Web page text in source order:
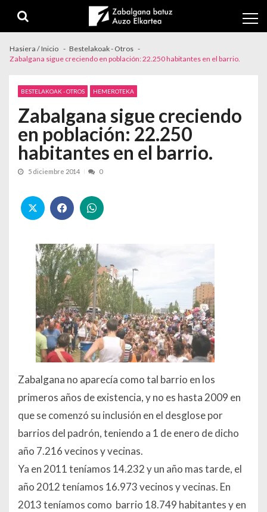
Hasiera / Inicio
Bestelakoak - Otros
Zabalgana sigue creciendo en población: 22.250 habitantes en el barrio.
BESTELAKOAK - OTROS HEMEROTEKA
Zabalgana sigue creciendo
en población: 22.250
habitantes en el barrio.
5 diciembre 2014 0
Zabalgana no aparecía como tal barrio en los
primeros años de existencia, y no es hasta 2009 en
que se comenzó su inclusión en el desglose por
barrios del padrón, teniendo a 1 de enero de dicho
año 7.216 vecinos y vecinas.
Ya en 2011 teníamos 14.232 y un año mas tarde, el
año 2012 teníamos 16.973 vecinos y vecinas. En
2013 teníamos como barrio 18.749 habitantes y en